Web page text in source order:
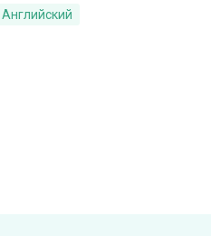
Английский